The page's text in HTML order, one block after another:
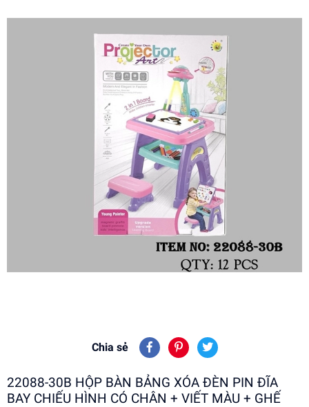
Chia sẻ
22088-30B HỘP BÀN BẢNG XÓA ĐÈN PIN ĐĨA
BAY CHIẾU HÌNH CÓ CHÂN + VIẾT MÀU + GHẾ